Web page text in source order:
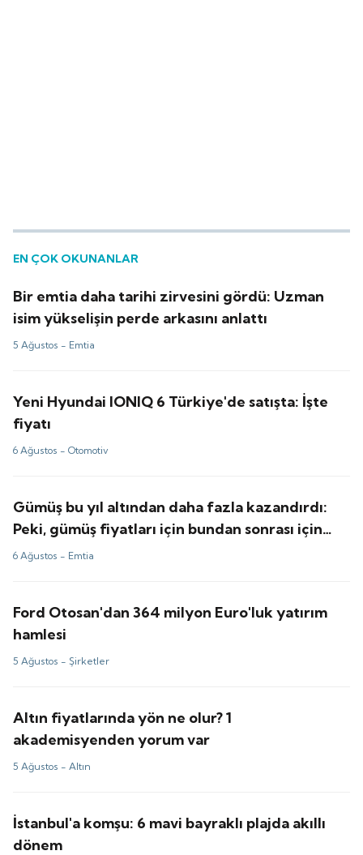
EN ÇOK OKUNANLAR
Bir emtia daha tarihi zirvesini gördü: Uzman
isim yükselişin perde arkasını anlattı
5 Ağustos - Emtia
Yeni Hyundai IONIQ 6 Türkiye'de satışta: İşte
fiyatı
6 Ağustos -Otomotiv
Gümüş bu yıl altından daha fazla kazandırdı:
Peki, gümüş fiyatları için bundan sonrası için
tahminler ne?
6 Ağustos - Emtia
Ford Otosan'dan 364 milyon Euro'luk yatırım
hamlesi
5 Ağustos - Şirketler
Altın fiyatlarında yön ne olur? 1
akademisyenden yorum var
5 Ağustos -Altın
İstanbul'a komşu: 6 mavi bayraklı plajda akıllı
dönem